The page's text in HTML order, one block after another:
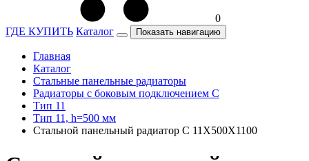
0
ГДЕ КУПИТЬ Каталог Показать навигацию
Главная
Каталог
Стальные панельные радиаторы
Радиаторы c боковым подключением C
Тип 11
Тип 11, h=500 мм
Стальной панельный радиатор C 11Х500Х1100